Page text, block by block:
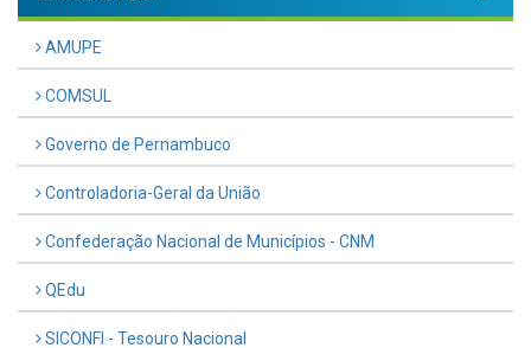
AMUPE
COMSUL
Governo de Pernambuco
Controladoria-Geral da União
Confederação Nacional de Municípios - CNM
QEdu
SICONFI - Tesouro Nacional